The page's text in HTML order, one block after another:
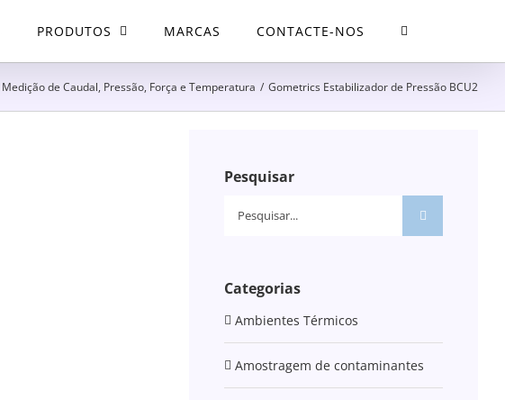
PRODUTOS MARCAS CONTACTE-NOS
Medição de Caudal, Pressão, Força e Temperatura / Gometrics Estabilizador de Pressão BCU2
Pesquisar
Pesquisar
Categorias
Ambientes Térmicos
Amostragem de contaminantes